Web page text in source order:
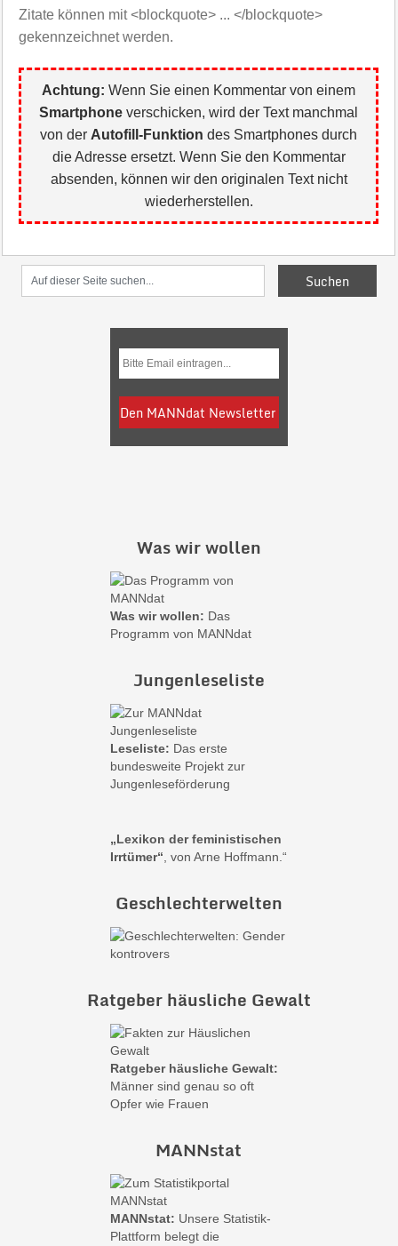
Zitate können mit <blockquote> ... </blockquote>
gekennzeichnet werden.
Achtung: Wenn Sie einen Kommentar von einem
Smartphone verschicken, wird der Text manchmal
von der Autofill-Funktion des Smartphones durch
die Adresse ersetzt. Wenn Sie den Kommentar
absenden, können wir den originalen Text nicht
wiederherstellen.
Was wir wollen
Was wir wollen: Das
Programm von MANNdat
Jungenleseliste
Leseliste: Das erste
bundesweite Projekt zur
Jungenleseförderung
„Lexikon der feministischen
Irrtümer“ , von Arne Hoffmann.“
Geschlechterwelten
Ratgeber häusliche Gewalt
Ratgeber häusliche Gewalt:
Männer sind genau so oft
Opfer wie Frauen
MANNstat
MANNstat: Unsere Statistik-
Plattform belegt die